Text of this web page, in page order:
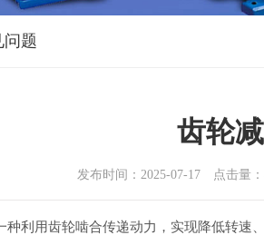
问题
齿轮
发布时间：2025-07-17 点击量
种利用齿轮啮合传递动力，实现降低转